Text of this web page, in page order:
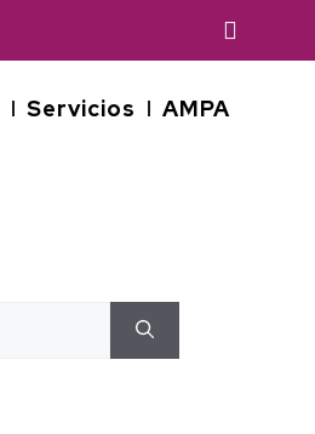
Servicios AMPA